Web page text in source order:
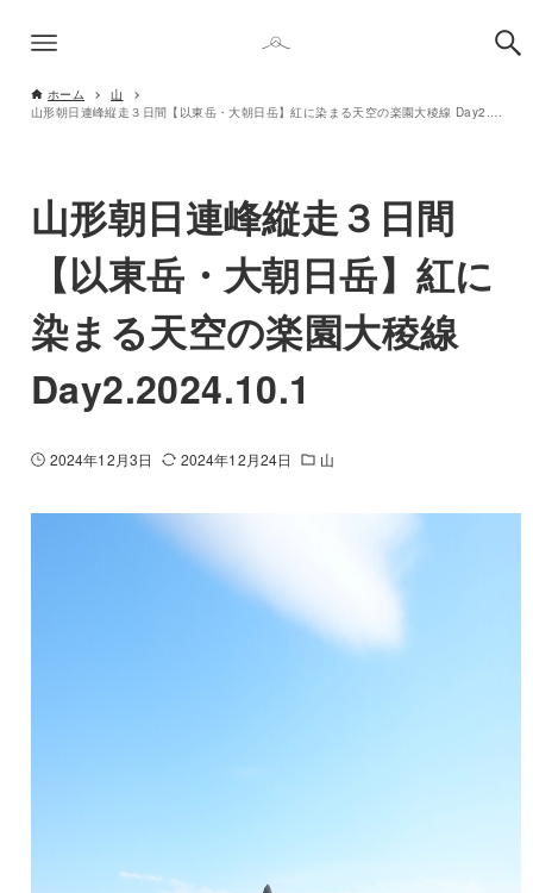
ホーム
山
山形朝日連峰縦走３日間【以東岳・大朝日岳】紅に染まる天空の楽園大稜線 Day2.2024.10.1
山形朝日連峰縦走３日間
【以東岳・大朝日岳】紅に
染まる天空の楽園大稜線
Day2.2024.10.1
2024年12月3日 2024年12月24日 山